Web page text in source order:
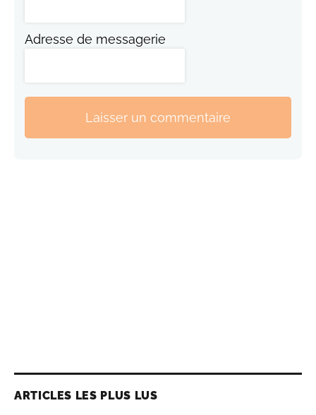
Adresse de messagerie
Laisser un commentaire
ARTICLES LES PLUS LUS